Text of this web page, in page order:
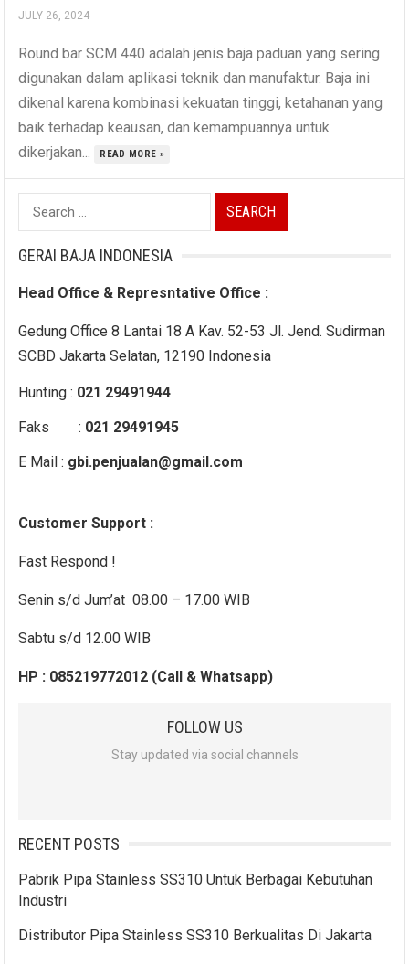
JULY 26, 2024
Round bar SCM 440 adalah jenis baja paduan yang sering
digunakan dalam aplikasi teknik dan manufaktur. Baja ini
dikenal karena kombinasi kekuatan tinggi, ketahanan yang
baik terhadap keausan, dan kemampuannya untuk
dikerjakan...
READ MORE »
Search
for:
GERAI BAJA INDONESIA
Head Office & Represntative Office :
Gedung Office 8 Lantai 18 A Kav. 52-53 Jl. Jend. Sudirman
SCBD Jakarta Selatan, 12190 Indonesia
Hunting : 021 29491944
Faks : 021 29491945
E Mail : gbi.penjualan@gmail.com
Customer Support :
Fast Respond !
Senin s/d Jum’at 08.00 – 17.00 WIB
Sabtu s/d 12.00 WIB
HP : 085219772012 (Call & Whatsapp)
FOLLOW US
Stay updated via social channels
RECENT POSTS
Pabrik Pipa Stainless SS310 Untuk Berbagai Kebutuhan
Industri
Distributor Pipa Stainless SS310 Berkualitas Di Jakarta